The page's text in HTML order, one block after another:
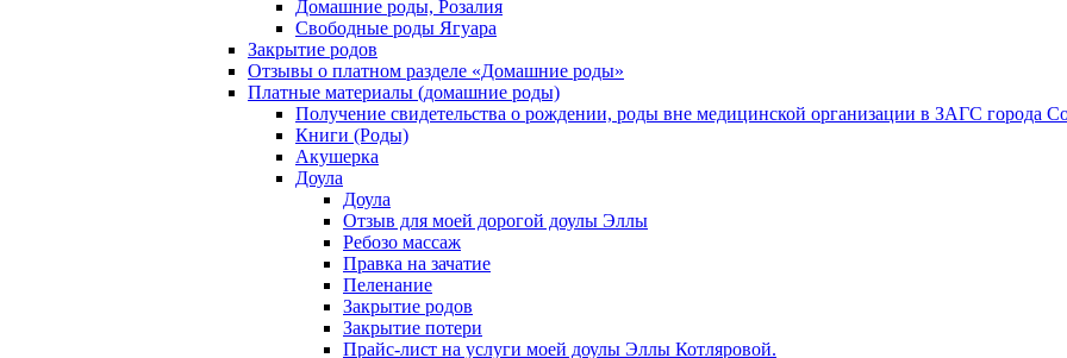
Домашние роды, Розалия
Свободные роды Ягуара
Закрытие родов
Отзывы о платном разделе «Домашние роды»
Платные материалы (домашние роды)
Получение свидетельства о рождении, роды вне медицинской организации в ЗАГС города
Книги (Роды)
Акушерка
Доула
Доула
Отзыв для моей дорогой доулы Эллы
Ребозо массаж
Правка на зачатие
Пеленание
Закрытие родов
Закрытие потери
Прайс-лист на услуги моей доулы Эллы Котляровой.